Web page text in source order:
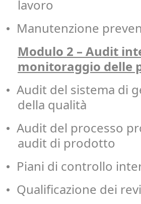
lavoro
• Manutenzione
Modulo 2 – Audit
monitoraggio delle
• Audit del sistema di
della qualità
• Audit del processo
audit di prodotto
• Piani di controllo
• Qualificazione dei